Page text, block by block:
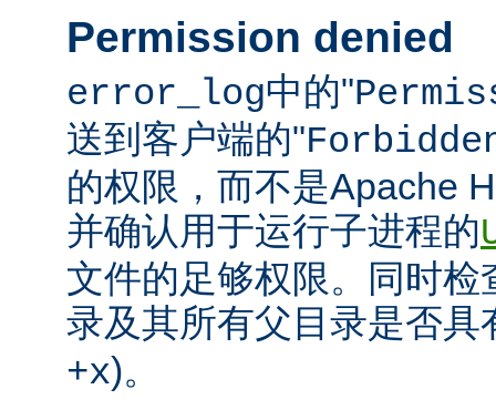
Permission denied
error_log中的"
送到客户端的"
的权限，而不是Apache
并确认用于运行子进程的
文件的足够权限。同时
录及其所有父目录是否
+x)。